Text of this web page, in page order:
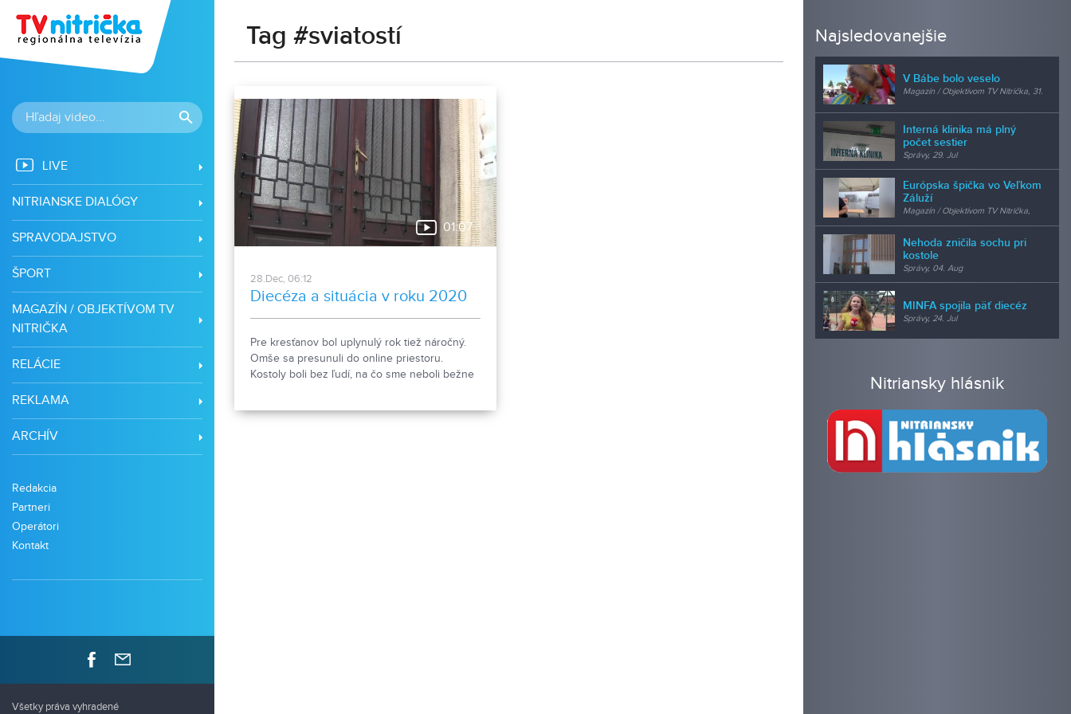
LIVE
NITRIANSKE DIALÓGY
SPRAVODAJSTVO
ŠPORT
MAGAZÍN / OBJEKTÍVOM TV
NITRIČKA
RELÁCIE
REKLAMA
ARCHÍV
Redakcia
Partneri
Operátori
Kontakt
Všetky práva vyhradené
Tag #sviatostí
01:07
28.Dec, 06:12
Diecéza a situácia v roku 2020
Pre kresťanov bol uplynulý rok tiež náročný.
Omše sa presunuli do online priestoru.
Kostoly boli bez ľudí, na čo sme neboli bežne
Najsledovanejšie
V Bábe bolo veselo
Magazín / Objektívom TV Nitrička, 31.
Interná klinika má plný
počet sestier
Správy, 29. Jul
Európska špička vo Veľkom
Záluží
Magazín / Objektívom TV Nitrička,
Nehoda zničila sochu pri
kostole
Správy, 04. Aug
MINFA spojila päť diecéz
Správy, 24. Jul
Nitriansky hlásnik